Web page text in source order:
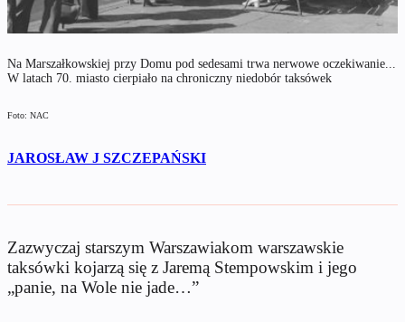
Na Marszałkowskiej przy Domu pod sedesami trwa nerwowe oczekiwanie...
W latach 70. miasto cierpiało na chroniczny niedobór taksówek
Foto: NAC
JAROSŁAW J SZCZEPAŃSKI
Zazwyczaj starszym Warszawiakom warszawskie
taksówki kojarzą się z Jaremą Stempowskim i jego
„panie, na Wole nie jade…”